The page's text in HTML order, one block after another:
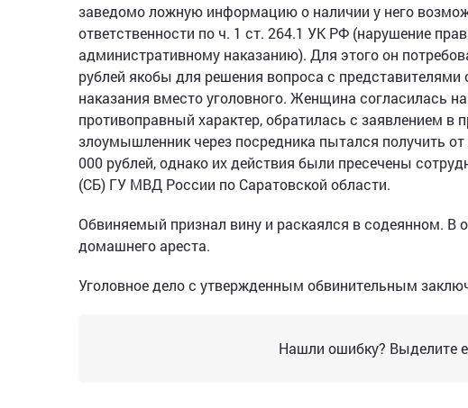
заведомо ложную информацию о наличии у него
ответственности по ч. 1 ст. 264.1 УК РФ (нарушение
административному наказанию). Для этого он
рублей якобы для решения вопроса с
наказания вместо уголовного. Женщина согласилась
противоправный характер, обратилась с заявлением в
злоумышленник через посредника пытался получить
000 рублей, однако их действия были пресечены
(СБ) ГУ МВД России по Саратовской области.
Обвиняемый признал вину и раскаялся в содеянном. В
домашнего ареста.
Уголовное дело с утвержденным обвинительным
Нашли ошибку? Выделите